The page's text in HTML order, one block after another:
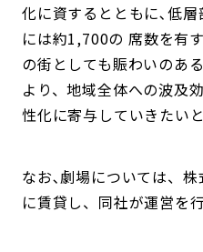
化に資するとともに､低
には約1,700の 席数を有
の街としても賑わいのあ
より、地域全体への波及
性化に寄与していきたい
なお､劇場については、
に賃貸し、同社が運営を